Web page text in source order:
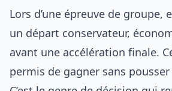
Lors d’une épreuve de groupe,
un départ conservateur,
avant une accélération finale.
permis de gagner sans